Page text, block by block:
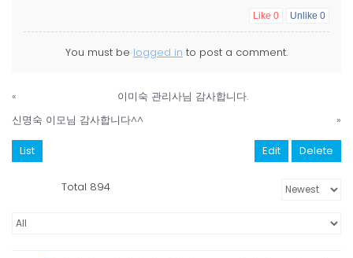
Like 0 Unlike 0
You must be logged in to post a comment.
«
이미숙 관리사님 감사합니다.
신명숙 이모님 감사합니다^^
»
List Edit Delete
Total 894